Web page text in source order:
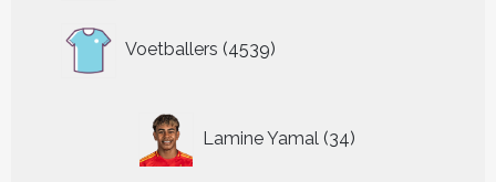
Voetballers 4539
producten
Lamine Yamal 34
producten